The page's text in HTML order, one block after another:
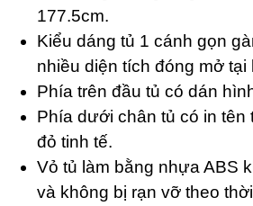
177.5cm.
Kiểu dáng tủ 1 cánh gọn
nhiều diện tích đóng mở
Phía trên đầu tủ có dán
Phía dưới chân tủ có in tên
đỏ tinh tế.
Vỏ tủ làm bằng nhựa ABS
và không bị rạn vỡ theo